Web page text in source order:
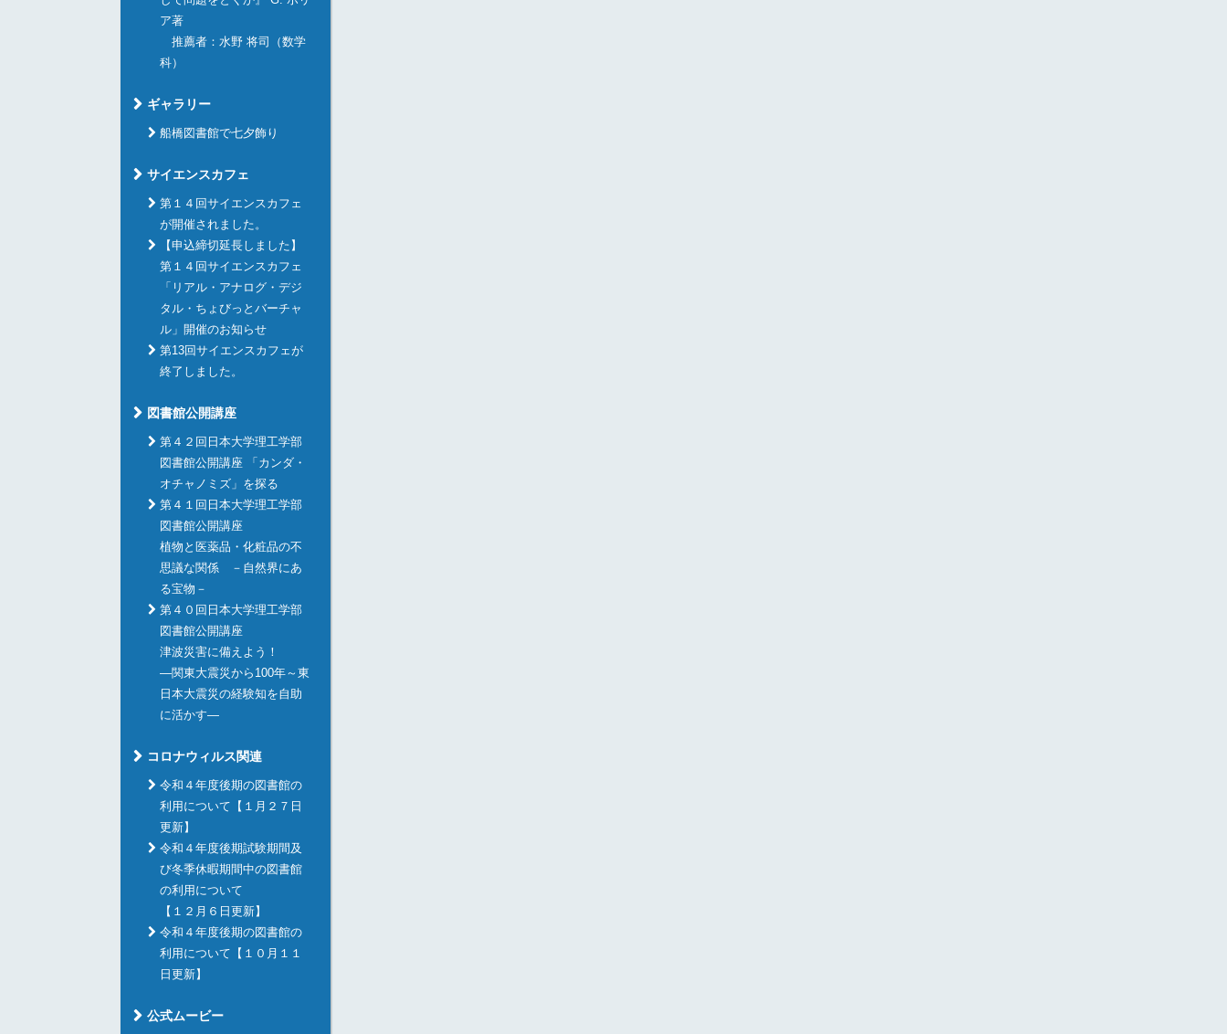
ア著
推薦者：水野 将司（数学
科）
ギャラリー
船橋図書館で七夕飾り
サイエンスカフェ
第１４回サイエンスカフェ
が開催されました。
【申込締切延長しました】
第１４回サイエンスカフェ
「リアル・アナログ・デジ
タル・ちょびっとバーチャ
ル」開催のお知らせ
第13回サイエンスカフェが
終了しました。
図書館公開講座
第４２回日本大学理工学部
図書館公開講座 「カンダ・
オチャノミズ」を探る
第４１回日本大学理工学部
図書館公開講座
植物と医薬品・化粧品の不
思議な関係 －自然界にあ
る宝物－
第４０回日本大学理工学部
図書館公開講座
津波災害に備えよう！
―関東大震災から100年～東
日本大震災の経験知を自助
に活かす―
コロナウィルス関連
令和４年度後期の図書館の
利用について【１月２７日
更新】
令和４年度後期試験期間及
び冬季休暇期間中の図書館
の利用について
【１２月６日更新】
令和４年度後期の図書館の
利用について【１０月１１
日更新】
公式ムービー